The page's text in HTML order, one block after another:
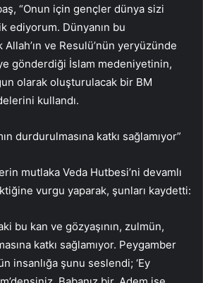
“Onun için gençler dünya sizi
ediyorum. Dünyanın bu
ve Resulü’nün yeryüzünde
gönderdiği İslam medeniyetinin,
olarak oluşturulacak bir BM
kullandı.
durdurulmasına katkı sağlamıyor”
mutlaka Veda Hutbesi’ni devamlı
vurgu yaparak, şunları kaydetti:
bu kan ve gözyaşının, zulmün,
katkı sağlamıyor. Peygamber
insanlığa şunu seslendi; ‘Ey